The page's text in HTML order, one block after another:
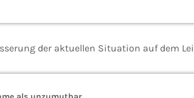
der aktuellen Situation auf dem